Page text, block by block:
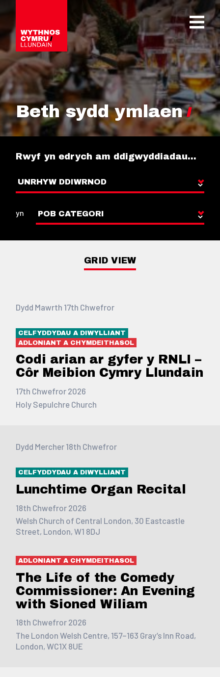
OPEN
Beth sydd ymlaen
Rwyf yn edrych am ddigwyddiadau…
yn
GRID VIEW
Dydd Mawrth 17th Chwefror
CELFYDDYDAU A DIWYLLIANT
ADLONIANT A CHYMDEITHASOL
Codi arian ar gyfer y RNLI –
Côr Meibion Cymry Llundain
17th Chwefror 2026
Holy Sepulchre Church
Dydd Mercher 18th Chwefror
CELFYDDYDAU A DIWYLLIANT
Lunchtime Organ Recital
18th Chwefror 2026
Welsh Church of Central London, 30 Eastcastle
Street, London, W1 8DJ
ADLONIANT A CHYMDEITHASOL
The Life of the Comedy
Commissioner: An Evening
with Sioned Wiliam
18th Chwefror 2026
The London Welsh Centre, 157–163 Gray’s Inn Road,
London, WC1X 8UE